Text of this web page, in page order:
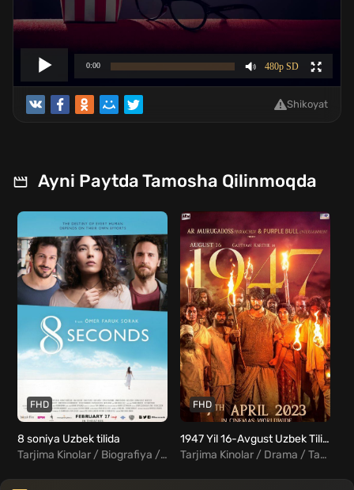
Shikoyat
Ayni Paytda Tamosha Qilinmoqda
FHD
8 soniya Uzbek tilida
Tarjima Kinolar / Biografiya / Drama / Melodrama / Fentezi / Turk Kinolar Uzbek Tilida
FHD
1947 Yil 16-Avgust Uzbek Tilida
Tarjima Kinolar / Drama / Tarixiy / Hind Kinolar Uzbek Tilida